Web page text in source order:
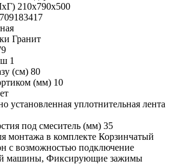
210x790x500
Гранит
1
(см) 80
(мм) 10
установленная уплотнительная лента
под смеситель (мм) 35
монтажа в комплекте Корзинчатый
с возможностью подключение
машины, Фиксирующие зажимы